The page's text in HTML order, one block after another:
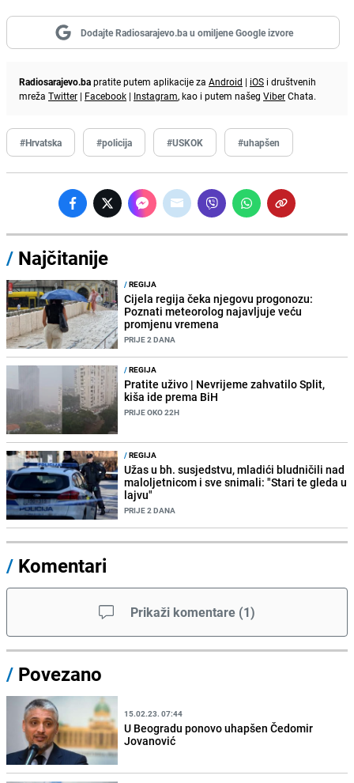
Dodajte Radiosarajevo.ba u omiljene Google izvore
Radiosarajevo.bapratite putem aplikacije za Android | iOS i društvenih
mreža Twitter | Facebook | Instagram, kao i putem našeg ViberChata.
#Hrvatska #policija #USKOK #uhapšen
/ Najčitanije
/REGIJA
Cijela regija čeka njegovu progonozu:
Poznati meteorolog najavljuje veću
promjenu vremena
PRIJE 2 DANA
/REGIJA
Pratite uživo | Nevrijeme zahvatilo Split,
kiša ide prema BiH
PRIJE OKO 22H
/REGIJA
Užas u bh. susjedstvu, mladići bludničili nad
maloljetnicom i sve snimali: "Stari te gleda u
lajvu"
PRIJE 2 DANA
/ Komentari
Prikaži komentare (1)
/ Povezano
15.02.23. 07:44
U Beogradu ponovo uhapšen Čedomir
Jovanović